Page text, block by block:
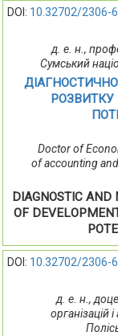
DOI: 10.32702/2306-
д. е. н.,
Сумський
РОЗВИТКУ
Doctor of
of accounting
DIAGNOSTIC
OF
DOI: 10.32702/2306-
д. е. н.,
організацій